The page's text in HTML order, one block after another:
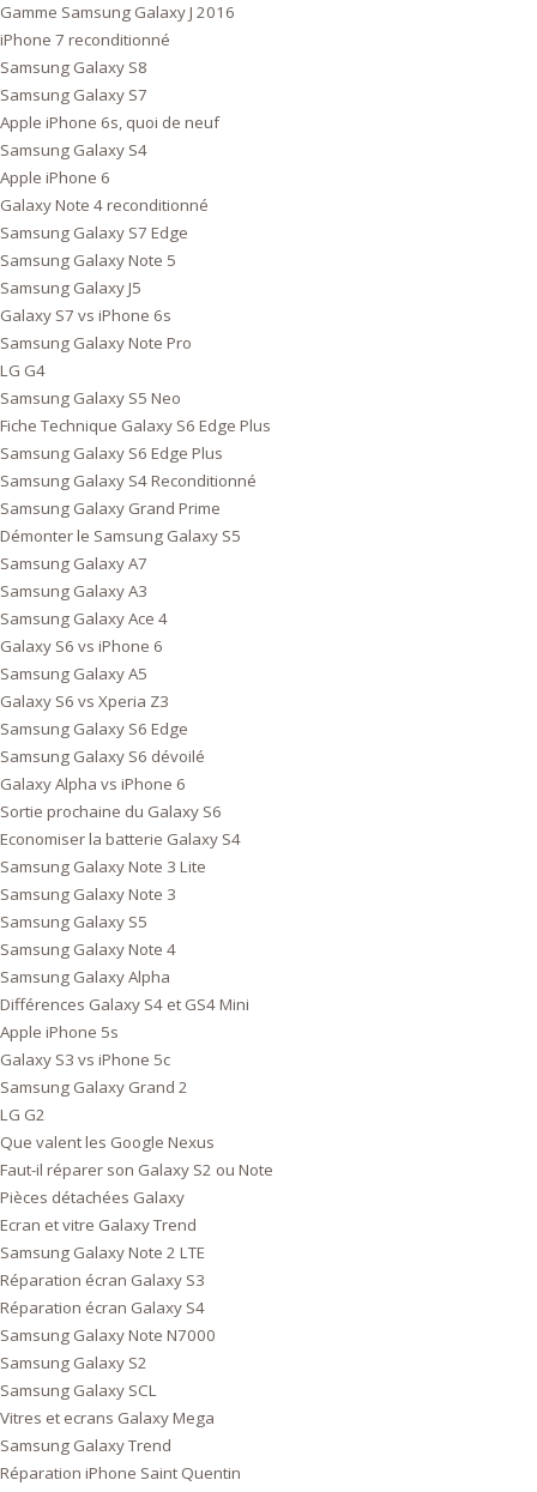
Gamme Samsung Galaxy J 2016
iPhone 7 reconditionné
Samsung Galaxy S8
Samsung Galaxy S7
Apple iPhone 6s, quoi de neuf
Samsung Galaxy S4
Apple iPhone 6
Galaxy Note 4 reconditionné
Samsung Galaxy S7 Edge
Samsung Galaxy Note 5
Samsung Galaxy J5
Galaxy S7 vs iPhone 6s
Samsung Galaxy Note Pro
LG G4
Samsung Galaxy S5 Neo
Fiche Technique Galaxy S6 Edge Plus
Samsung Galaxy S6 Edge Plus
Samsung Galaxy S4 Reconditionné
Samsung Galaxy Grand Prime
Démonter le Samsung Galaxy S5
Samsung Galaxy A7
Samsung Galaxy A3
Samsung Galaxy Ace 4
Galaxy S6 vs iPhone 6
Samsung Galaxy A5
Galaxy S6 vs Xperia Z3
Samsung Galaxy S6 Edge
Samsung Galaxy S6 dévoilé
Galaxy Alpha vs iPhone 6
Sortie prochaine du Galaxy S6
Economiser la batterie Galaxy S4
Samsung Galaxy Note 3 Lite
Samsung Galaxy Note 3
Samsung Galaxy S5
Samsung Galaxy Note 4
Samsung Galaxy Alpha
Différences Galaxy S4 et GS4 Mini
Apple iPhone 5s
Galaxy S3 vs iPhone 5c
Samsung Galaxy Grand 2
LG G2
Que valent les Google Nexus
Faut-il réparer son Galaxy S2 ou Note
Pièces détachées Galaxy
Ecran et vitre Galaxy Trend
Samsung Galaxy Note 2 LTE
Réparation écran Galaxy S3
Réparation écran Galaxy S4
Samsung Galaxy Note N7000
Samsung Galaxy S2
Samsung Galaxy SCL
Vitres et ecrans Galaxy Mega
Samsung Galaxy Trend
Réparation iPhone Saint Quentin